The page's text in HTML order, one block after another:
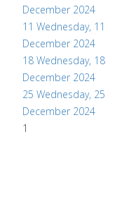
December 2024
11 Wednesday, 11
December 2024
18 Wednesday, 18
December 2024
25 Wednesday, 25
December 2024
1